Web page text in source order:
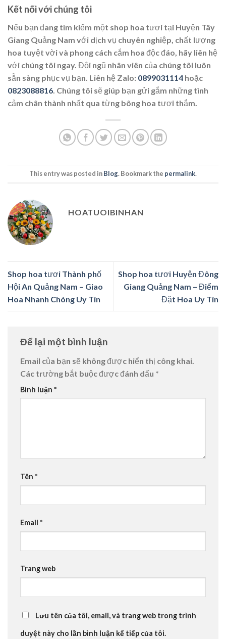
Kết nối với chúng tôi
Nếu bạn đang tìm kiếm một shop hoa tươi tại Huyện Tây
Giang Quảng Nam với dịch vụ chuyên nghiệp, chất lượng
hoa tuyệt vời và phong cách cắm hoa độc đáo, hãy liên hệ
với chúng tôi ngay. Đội ngũ nhân viên của chúng tôi luôn
sẵn sàng phục vụ bạn. Liên hệ Zalo: 0899031114 hoặc
0823088816 . Chúng tôi sẽ giúp bạn gửi gắm những tình
cảm chân thành nhất qua từng bông hoa tươi thắm.
This entry was posted inBlog. Bookmark the permalink.
HOATUOIBINHAN
Shop hoa tươi Thành phố
Hội An Quảng Nam – Giao
Hoa Nhanh Chóng Uy Tín
Shop hoa tươi Huyện Đông
Giang Quảng Nam – Điểm
Đặt Hoa Uy Tín
Để lại một bình luận
Email của bạn sẽ không được hiển thị công khai.
Các trường bắt buộc được đánh dấu *
Bình luận *
Tên *
Email *
Trang web
Lưu tên của tôi, email, và trang web trong trình
duyệt này cho lần bình luận kế tiếp của tôi.